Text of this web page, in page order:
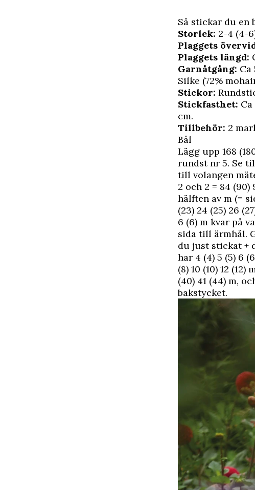
Så stickar du en
Storlek: 2-4 (4-
Plaggets
Plaggets längd:
Garnåtgång: Ca
Silke (72%
Stickor:
Stickfasthet:
cm.
Tillbehör: 2
Bål
Lägg upp 168
rundst nr 5. Se
till volangen
2 och 2 = 84 (90)
hälften av m (=
(23) 24 (25) 26
6 (6) m kvar på
sida till ärmhål.
du just stickat +
har 4 (4) 5 (5) 6
(8) 10 (10) 12
(40) 41 (44) m,
bakstycket.